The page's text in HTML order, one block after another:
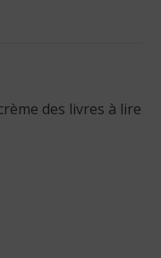
des livres à lire